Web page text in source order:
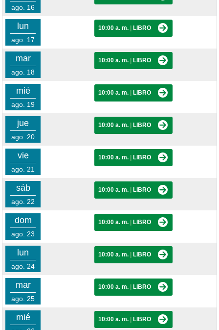
ago. 16
lun
ago. 17
10:00 a. m. LIBRO
mar
ago. 18
10:00 a. m. LIBRO
mié
ago. 19
10:00 a. m. LIBRO
jue
ago. 20
10:00 a. m. LIBRO
vie
ago. 21
10:00 a. m. LIBRO
sáb
ago. 22
10:00 a. m. LIBRO
dom
ago. 23
10:00 a. m. LIBRO
lun
ago. 24
10:00 a. m. LIBRO
mar
ago. 25
10:00 a. m. LIBRO
mié 10:00 a. m. LIBRO